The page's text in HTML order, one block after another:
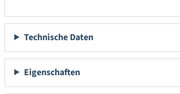
Technische Daten
Eigenschaften